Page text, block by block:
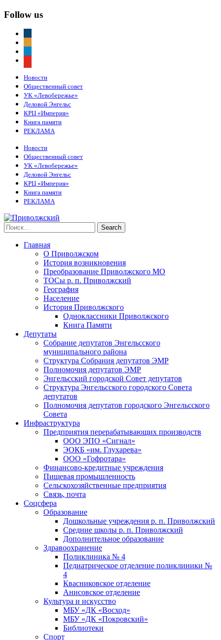
Follow us
Новости
Общественный совет
УК «Левобережье»
Деловой Энгельс
КРЦ «Империя»
Книга памяти
РЕКЛАМА
Новости
Общественный совет
УК «Левобережье»
Деловой Энгельс
КРЦ «Империя»
Книга памяти
РЕКЛАМА
Главная
О Приволжском
История возникновения
Преобразование Приволжского МО
ТОСы р. п. Приволжский
География
Население
История Приволжского
Одноклассники Приволжского
Книга Памяти
Депутаты
Собрание депутатов Энгельсского
муниципального района
Структура Собрания депутатов ЭМР
Полномочия депутатов ЭМР
Энгельсский городской Совет депутатов
Структура Энгельсского городского Совета
депутатов
Полномочия депутатов городского Энгельсского
Совета
Инфраструктура
Предприятия перерабатывающих производств
ООО ЭПО «Сигнал»
ЭОКБ «им. Глухарева»
ООО «Гофротара»
Финансово-кредитные учреждения
Пищевая промышленность
Сельскохозяйственные предприятия
Связь, почта
Соцсфера
Образование
Дошкольные учреждения р. п. Приволжский
Средние школы р. п. Приволжский
Дополнительное образование
Здравоохранение
Поликлиника № 4
Педиатрическое отделение поликлиники №
4
Квасниковское отделение
Анисовское отделение
Культура и искусство
МБУ «ДК «Восход»
МБУ «ДК «Покровский»
Библиотеки
Спорт